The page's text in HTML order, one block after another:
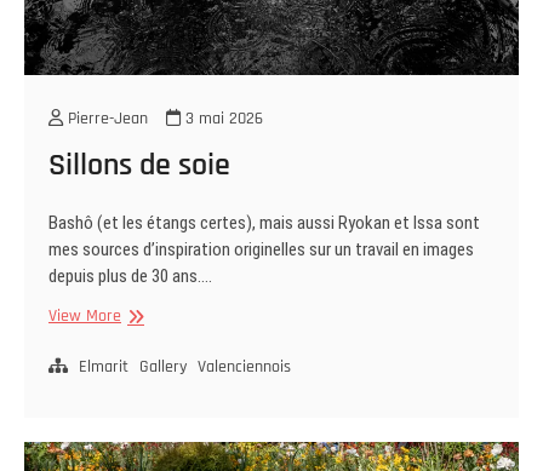
Pierre-Jean 3 mai 2026
Sillons de soie
Bashô (et les étangs certes), mais aussi Ryokan et Issa sont
mes sources d’inspiration originelles sur un travail en images
depuis plus de 30 ans.…
View More Sillons
soie
Elmarit Gallery Valenciennois